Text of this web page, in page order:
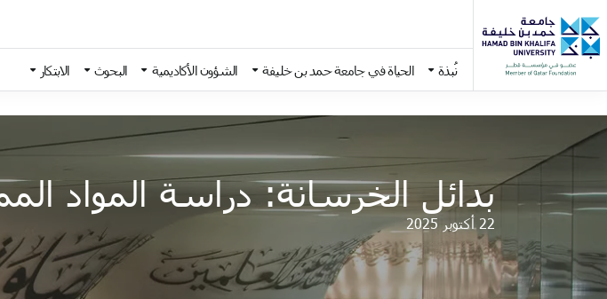
Skip to main content
نُبذة الحياة في جامعة حمد بن خليفة الشؤون الأكاديمية البحوث الابتكار
بدائل الخرسانة: دراسة المواد
22 أكتوبر 2025